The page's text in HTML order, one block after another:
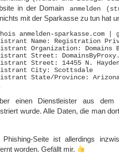
in der Domain
anmelden
mit der Sparkasse zu tun hat
anmelden-
Name: Registration
Organization: Domains
Street:
Street: 14455 N.
City: Scottsdale
State/Province:
einen Dienstleister aus dem
wurde. Alle Daten, die man
Phishing-Seite ist allerdings
worden. Gefällt mir.